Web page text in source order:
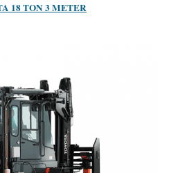
18 TON 3 METER